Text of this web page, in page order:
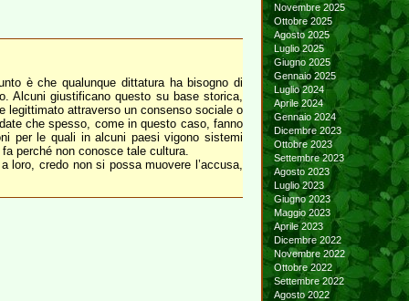
è che qualunque dittatura ha bisogno di
Alcuni giustificano questo su base storica,
legittimato attraverso un consenso sociale o
che spesso, come in questo caso, fanno
per le quali in alcuni paesi vigono sistemi
perché non conosce tale cultura.
loro, credo non si possa muovere l’accusa,
Novembre 2025
Ottobre 2025
Agosto 2025
Luglio 2025
Giugno 2025
Gennaio 2025
Luglio 2024
Aprile 2024
Gennaio 2024
Dicembre 2023
Ottobre 2023
Settembre 2023
Agosto 2023
Luglio 2023
Giugno 2023
Maggio 2023
Aprile 2023
Dicembre 2022
Novembre 2022
Ottobre 2022
Settembre 2022
Agosto 2022